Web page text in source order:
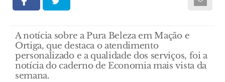
A notícia sobre a Pura Beleza em Mação e
Ortiga, que destaca o atendimento
personalizado e a qualidade dos serviços, foi a
notícia do caderno de Economia mais vista da
semana.